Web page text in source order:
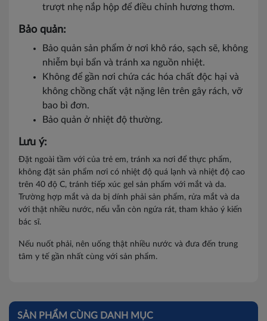
trượt nhẹ nắp hộp để điều chỉnh hương thơm.
Bảo quản:
Bảo quản sản phẩm ở nơi khô ráo, sạch sẽ, không
nhiễm bụi bẩn và tránh xa nguồn nhiệt.
Không để gần nơi chứa các hóa chất độc hại và
không chồng chất vật nặng lên trên gây rách, vỡ
bao bì đơn.
Bảo quản ở nhiệt độ thường.
Lưu ý:
Đặt ngoài tầm với của trẻ em, tránh xa nơi để thực phẩm,
không đặt sản phẩm nơi có nhiệt độ quá lạnh và nhiệt độ cao
trên 40 độ C, tránh tiếp xúc gel sản phẩm với mắt và da.
Trường hợp mắt và da bị dính phải sản phẩm, rửa mắt và da
với thật nhiều nước, nếu vẫn còn ngứa rát, tham khảo ý kiến
bác sĩ.
Nếu nuốt phải, nên uống thật nhiều nước và đưa đến trung
tâm y tế gần nhất cùng với sản phẩm.
SẢN PHẨM CÙNG DANH MỤC